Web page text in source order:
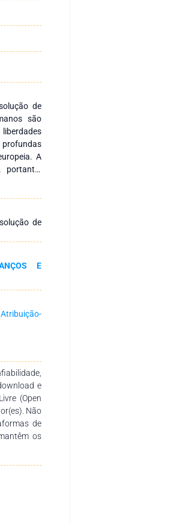
de
são
profundas
A
esses
direitos
entre
e
teoria
em
de
E
e
(Open
Não
de
os